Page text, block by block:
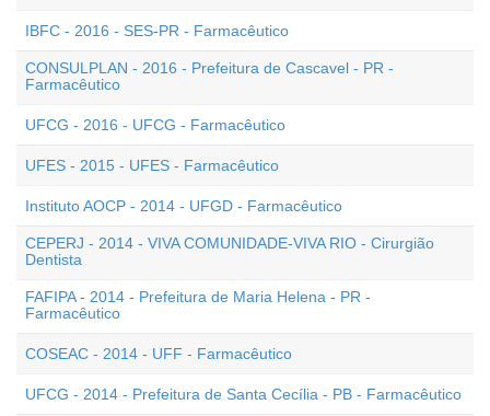
IBFC - 2016 - SES-PR - Farmacêutico
CONSULPLAN - 2016 - Prefeitura de Cascavel - PR -
Farmacêutico
UFCG - 2016 - UFCG - Farmacêutico
UFES - 2015 - UFES - Farmacêutico
Instituto AOCP - 2014 - UFGD - Farmacêutico
CEPERJ - 2014 - VIVA COMUNIDADE-VIVA RIO - Cirurgião
Dentista
FAFIPA - 2014 - Prefeitura de Maria Helena - PR -
Farmacêutico
COSEAC - 2014 - UFF - Farmacêutico
UFCG - 2014 - Prefeitura de Santa Cecília - PB - Farmacêutico